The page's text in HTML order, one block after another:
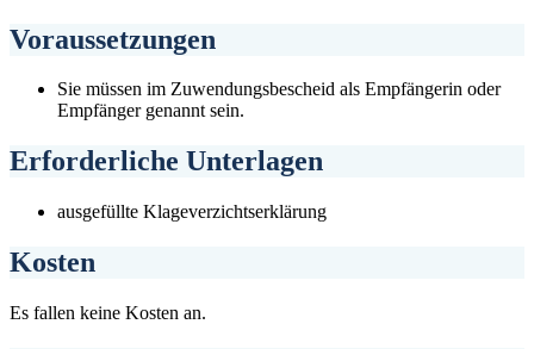
Voraussetzungen
Sie müssen im Zuwendungsbescheid als Empfängerin oder
Empfänger genannt sein.
Erforderliche Unterlagen
ausgefüllte Klageverzichtserklärung
Kosten
Es fallen keine Kosten an.